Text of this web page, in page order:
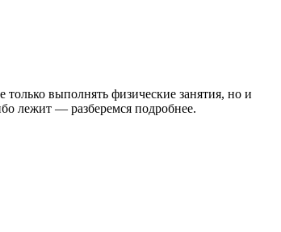
выполнять физические занятия, но и
лежит — разберемся подробнее.